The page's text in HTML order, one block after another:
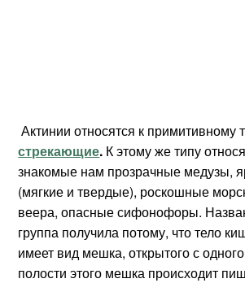
Актинии относятся к примитивному
стрекающие. К этому же типу
знакомые нам прозрачные медузы,
(мягкие и твердые), роскошные
веера, опасные сифонофоры.
группа получила потому, что тело
имеет вид мешка, открытого с
полости этого мешка происходит